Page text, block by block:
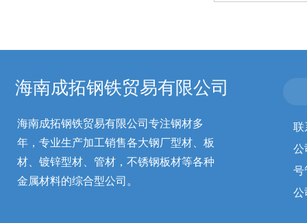
海南成拓钢铁贸易有限公司专注钢材多
年，专业生产加工销售各大钢厂型材、板
材、镀锌型材、管材，不锈钢板材等各种
金属材料的综合型公司。
联
公
号
公
海南成拓钢铁贸易有限公司